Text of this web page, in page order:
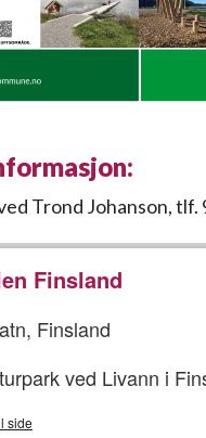
Trond Johanson, tlf.
Finsland
Finsland
ved Livann i
side